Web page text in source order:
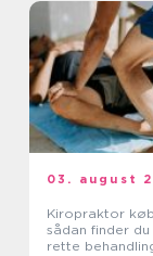
03. august
Kiropraktor
sådan finder du
rette